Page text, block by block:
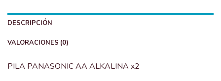
DESCRIPCIÓN
VALORACIONES (0)
PILA PANASONIC AA ALKALINA x2